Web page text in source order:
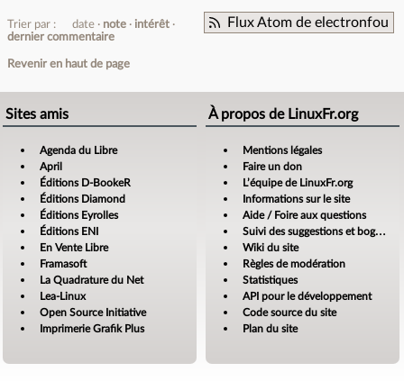
Flux Atom de electronfou
Trier par : date note
intérêt
dernier commentaire
Revenir en haut de page
Sites amis
Agenda du Libre
April
Éditions D-BookeR
Éditions Diamond
Éditions Eyrolles
Éditions ENI
En Vente Libre
Framasoft
La Quadrature du Net
Lea-Linux
Open Source Initiative
Imprimerie Grafik Plus
À propos de LinuxFr.org
Mentions légales
Faire un don
L’équipe de LinuxFr.org
Informations sur le site
Aide / Foire aux questions
Suivi des suggestions et bogues
Wiki du site
Règles de modération
Statistiques
API pour le développement
Code source du site
Plan du site